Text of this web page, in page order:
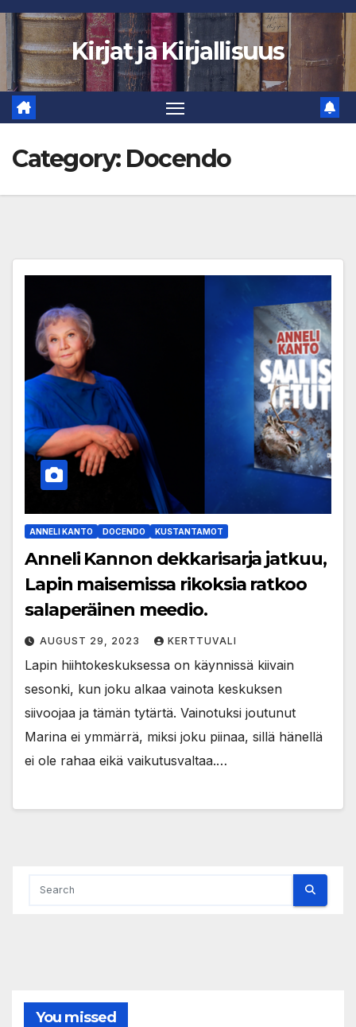
Skip
content
Kirjat ja Kirjallisuus
Category: Docendo
ANNELI KANTO DOCENDO KUSTANTAMOT
Anneli Kannon dekkarisarja jatkuu,
Lapin maisemissa rikoksia ratkoo
salaperäinen meedio.
AUGUST 29, 2023 KERTTUVALI
Lapin hiihtokeskuksessa on käynnissä kiivain
sesonki, kun joku alkaa vainota keskuksen
siivoojaa ja tämän tytärtä. Vainotuksi joutunut
Marina ei ymmärrä, miksi joku piinaa, sillä hänellä
ei ole rahaa eikä vaikutusvaltaa.…
You missed